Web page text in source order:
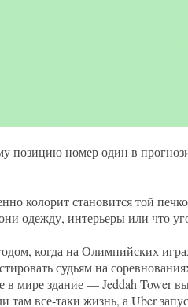
позицию номер один в
колорит становится той
одежду, интерьеры или что
когда на Олимпийских
судьям на
в мире здание — Jeddah Tower
там все-таки жизнь, а Uber